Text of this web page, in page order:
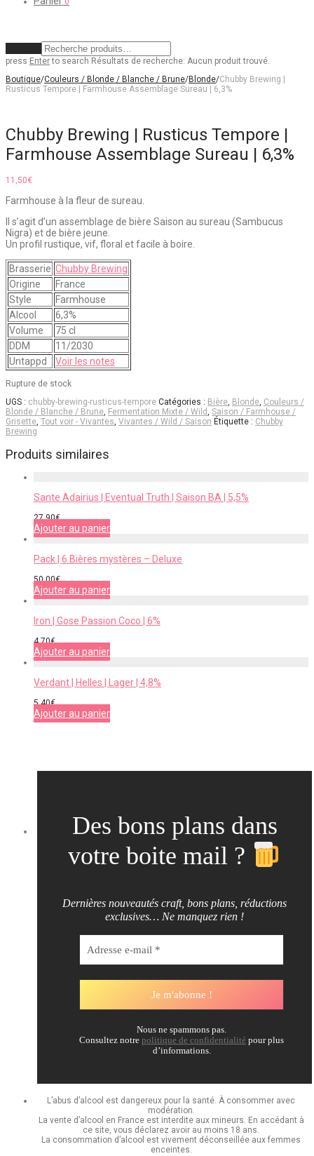
press Enterto search Résultats de recherche: Aucun produit trouvé.
Boutique/Couleurs / Blonde / Blanche / Brune/Blonde/Chubby Brewing |
Rusticus Tempore | Farmhouse Assemblage Sureau | 6,3%
Chubby Brewing | Rusticus Tempore |
Farmhouse Assemblage Sureau | 6,3%
11,50€
Farmhouse à la fleur de sureau.
Il s’agit d’un assemblage de bière Saison au sureau (Sambucus
Nigra) et de bière jeune.
Un profil rustique, vif, floral et facile à boire.
Brasserie Chubby Brewing
Origine
France
Style
Farmhouse
Alcool
6,3%
Volume
75 cl
DDM
11/2030
Untappd
Voir les notes
Rupture de stock
UGS : chubby-brewing-rusticus-tempore Catégories : Bière, Blonde, Couleurs /
Blonde / Blanche / Brune, Fermentation Mixte / Wild, Saison / Farmhouse /
Grisette, Tout voir - Vivantes, Vivantes / Wild / Saison Étiquette : Chubby
Brewing
Produits similaires
Sante Adairius | Eventual Truth | Saison BA | 5,5%
27,90€
Ajouter au panier
Pack | 6 Bières mystères – Deluxe
50,00€
Ajouter au panier
Iron | Gose Passion Coco | 6%
4,70€
Ajouter au panier
Verdant | Helles | Lager | 4,8%
5,40€
Ajouter au panier
Des bons plans dans
votre boite mail ?
Dernières nouveautés craft, bons plans, réductions
exclusives… Ne manquez rien !
Nous ne spammons pas.
Consultez notre politique de confidentialité pour plus
d’informations.
L’abus d’alcool est dangereux pour la santé. À consommer avec
modération.
La vente d’alcool en France est interdite aux mineurs. En accédant à
ce site, vous déclarez avoir au moins 18 ans.
La consommation d’alcool est vivement déconseillée aux femmes
enceintes.